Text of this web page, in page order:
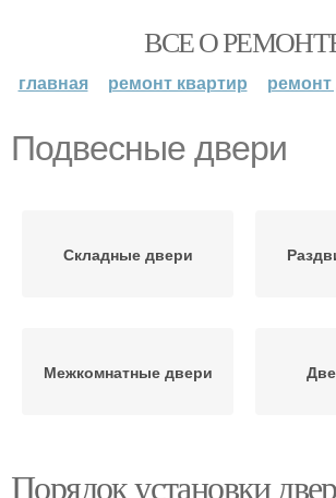
ВСЕ О
главная ремонт квартир
Подвесные двери
Складные двери
Межкомнатные двери
Двери на роликах
Порядок установки